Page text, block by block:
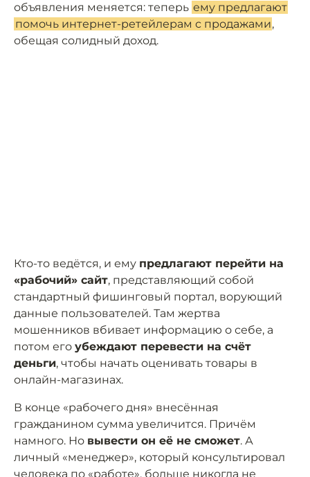
объявления меняется: теперь ему предлагают
помочь интернет-ретейлерам с продажами,
обещая солидный доход.
Кто-то ведётся, и ему предлагают перейти на
«рабочий» сайт, представляющий собой
стандартный фишинговый портал, ворующий
данные пользователей. Там жертва
мошенников вбивает информацию о себе, а
потом его убеждают перевести на счёт
деньги, чтобы начать оценивать товары в
онлайн-магазинах.
В конце «рабочего дня» внесённая
гражданином сумма увеличится. Причём
намного. Но вывести он её не сможет. А
личный «менеджер», который консультировал
человека по «работе», больше никогда не